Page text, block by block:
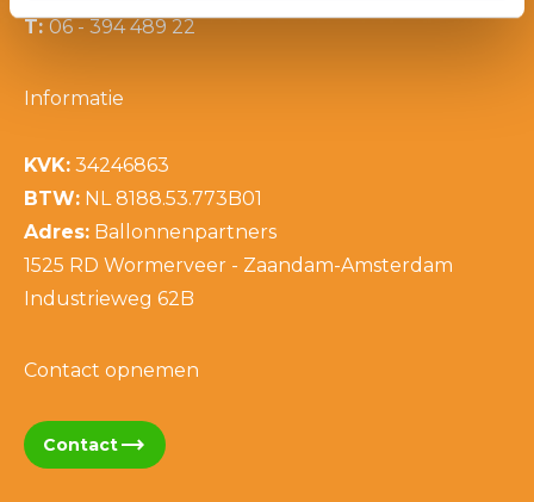
T:06 - 394 489 22
Informatie
KVK: 34246863
BTW: NL 8188.53.773B01
Adres: Ballonnenpartners
1525 RD Wormerveer - Zaandam-Amsterdam
Industrieweg 62B
Contact opnemen
Contacttrending_flat